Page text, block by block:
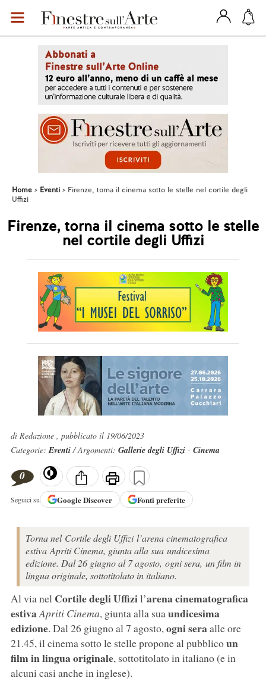
Home Eventi
Firenze, torna il cinema sotto le stelle nel cortile degli
Uffizi
Firenze, torna il cinema sotto le stelle
nel cortile degli Uffizi
di Redazione , pubblicato il 19/06/2023
Categorie:Eventi/ Argomenti: Gallerie degli Uffizi- Cinema
0
Seguici su GoogleDiscover Fonti preferite
Torna nel Cortile degli Uffizi l’arena cinematografica
estiva Apriti Cinema, giunta alla sua undicesima
edizione. Dal 26 giugno al 7 agosto, ogni sera, un film in
lingua originale, sottotitolato in italiano.
Al via nelCortile degli Uffizil’arena cinematografica
estivaApriti Cinema, giunta alla suaundicesima
edizione. Dal 26 giugno al 7 agosto,ogni seraalle ore
21.45, il cinema sotto le stelle propone al pubblicoun
film in lingua originale, sottotitolato in italiano (e in
alcuni casi anche in inglese).